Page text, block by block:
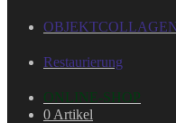
Restaurierung
ONLINE-SHOP
0 Artikel